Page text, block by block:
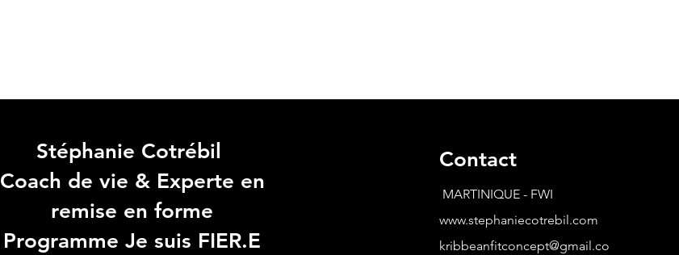
Stéphanie Cotrébil
Coach de vie & Experte en
remise en forme
Programme Je suis FIER.E
Contact
MARTINIQUE - FWI
www.stephaniecotrebil.com
kribbeanfitconcept@gmail.co